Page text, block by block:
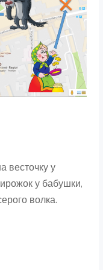
весточку у
у бабушки,
волка.